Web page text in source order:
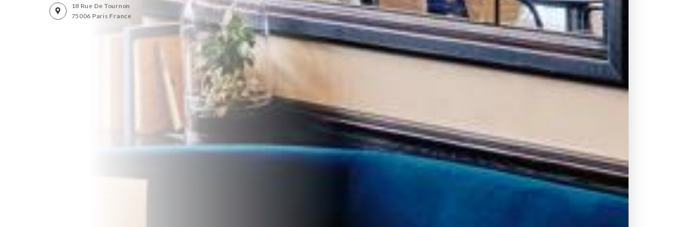
18 Rue De Tournon
75006 Paris France